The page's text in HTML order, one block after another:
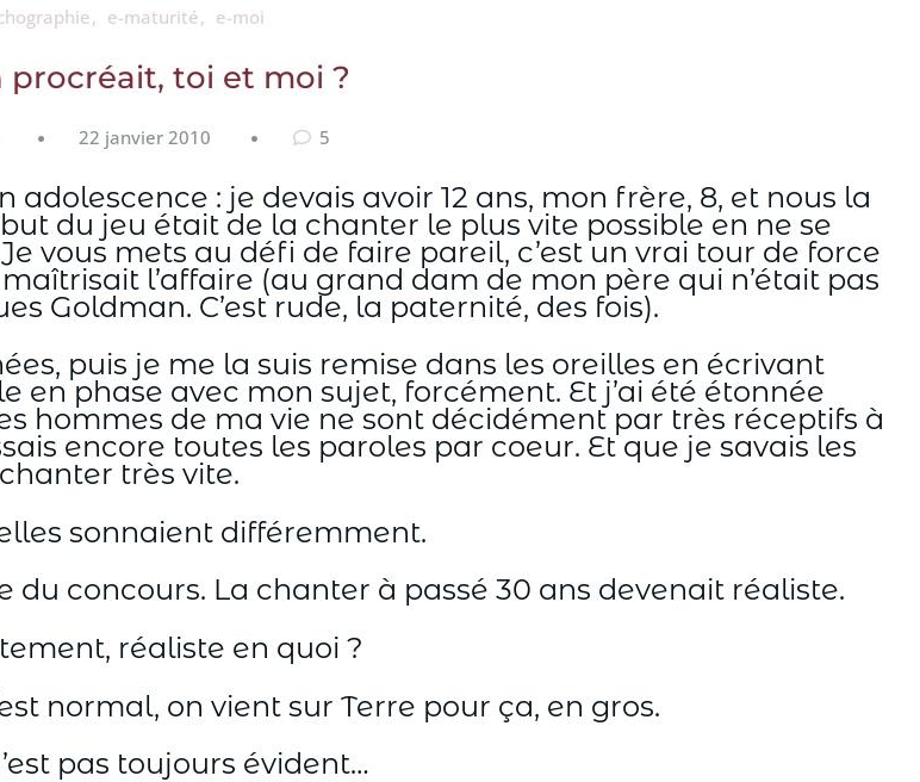
e-maturité e-moi
procréait, toi et moi ?
22 janvier 2010 5
: je devais avoir 12 ans, mon frère, 8, et nous la
du jeu était de la chanter le plus vite possible en ne se
vous mets au défi de faire pareil, c’est un vrai tour de force
l’affaire (au grand dam de mon père qui n’était pas
Goldman. C’est rude, la paternité, des fois).
puis je me la suis remise dans les oreilles en écrivant
en phase avec mon sujet, forcément. Et j’ai été étonnée
hommes de ma vie ne sont décidément par très réceptifs à
encore toutes les paroles par coeur. Et que je savais les
chanter très vite.
sonnaient différemment.
du concours. La chanter à passé 30 ans devenait réaliste.
réaliste en quoi ?
normal, on vient sur Terre pour ça, en gros.
pas toujours évident…